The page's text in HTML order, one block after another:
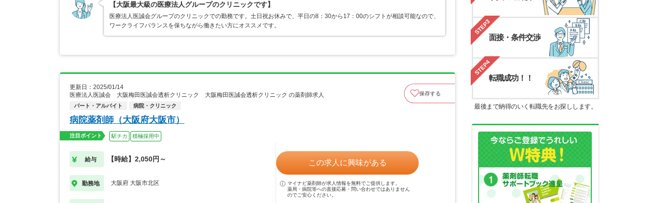
【大阪最大級の医療法人グループのクリニックです】
医療法人医誠会グループのクリニックでの勤務です。土日祝お休みで、平日の8：30から17：00のシフトが相談可能なので、
ワークライフバランスを保ちながら働きたい方にオススメです。
更新日：2025/01/14
医療法人医誠会 大阪梅田医誠会透析クリニック 大阪梅田医誠会透析クリニック の薬剤師求人
パート・アルバイト 病院・クリニック
保存する
病院薬剤師（大阪府大阪市）
注目ポイント 駅チカ 積極採用中
給与 【時給】2,050円～
勤務地 大阪府 大阪市北区
この求人に興味がある
マイナビ薬剤師が求人情報を無料でご提供します。
薬局・病院等への直接応募・問い合わせではありません
のでご安心ください。
STEP3
面接・条件交渉
STEP4
転職成功！！
最後まで納得のいく転職先をお探しします。